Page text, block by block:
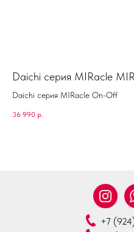
Daichi серия MIRacle
Daichi серия MIRacle On-Off
36 990 р.
+7